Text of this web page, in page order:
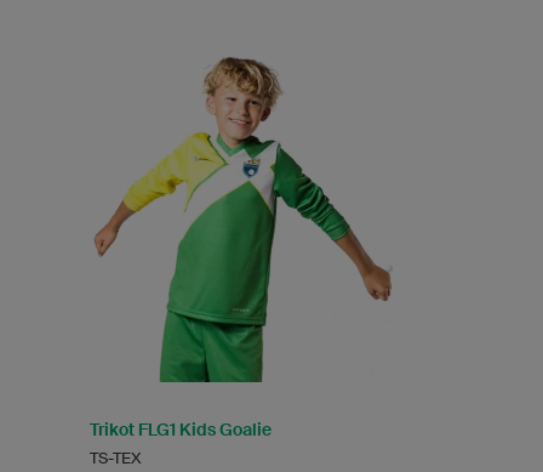
Trikot FLG1 Kids Goalie
TS-TEX